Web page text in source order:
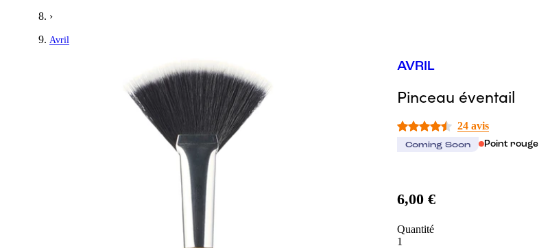
›
Avril
AVRIL
Pinceau éventail
24 avis
Coming Soon Point rouge
6,00 €
Quantité
1